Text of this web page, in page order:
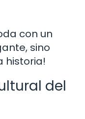
con un
sino
historia!
del